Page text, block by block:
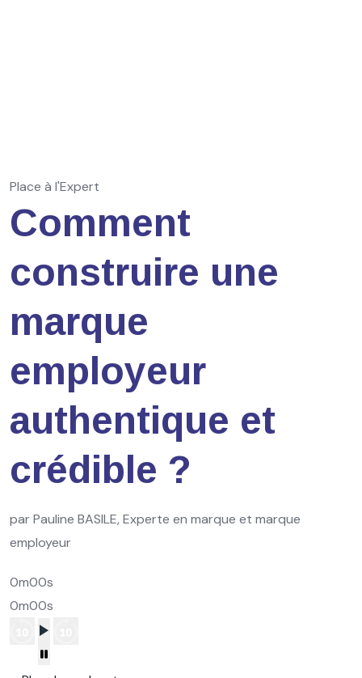
Place à l'Expert
Comment
construire une
marque
employeur
authentique et
crédible ?
par Pauline BASILE, Experte en marque et marque
employeur
0m00s
0m00s